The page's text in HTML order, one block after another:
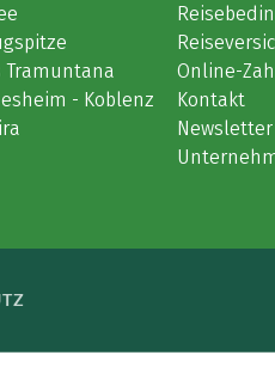
Tramuntana
- Koblenz
Online-
Kontakt
Newsletter